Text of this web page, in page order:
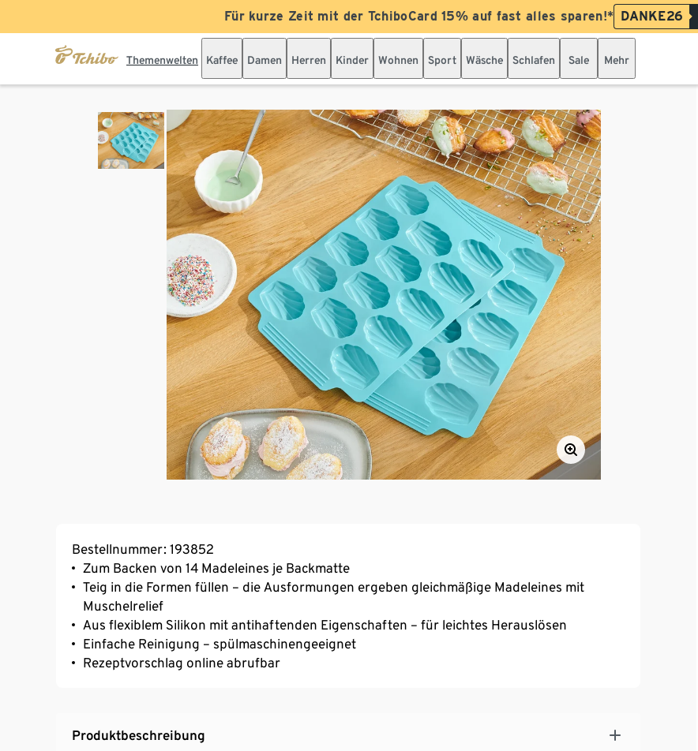
Für kurze Zeit mit der TchiboCard 15% auf fast alles sparen!* DANKE26
Themenwelten Kaffee Damen Herren Kinder Wohnen Sport Wäsche Schlafen Sale Mehr
Bestellnummer: 193852
Zum Backen von 14 Madeleines je Backmatte
Teig in die Formen füllen – die Ausformungen ergeben gleichmäßige Madeleines mit
Muschelrelief
Aus flexiblem Silikon mit antihaftenden Eigenschaften – für leichtes Herauslösen
Einfache Reinigung – spülmaschinengeeignet
Rezeptvorschlag online abrufbar
Produktbeschreibung